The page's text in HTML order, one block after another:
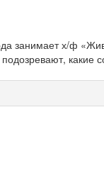
занимает х/ф
какие